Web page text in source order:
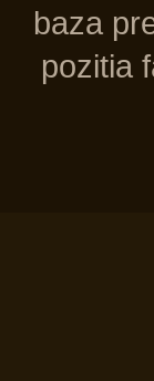
baza
pozitia